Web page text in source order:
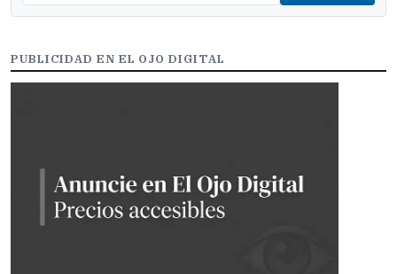
PUBLICIDAD EN EL OJO DIGITAL